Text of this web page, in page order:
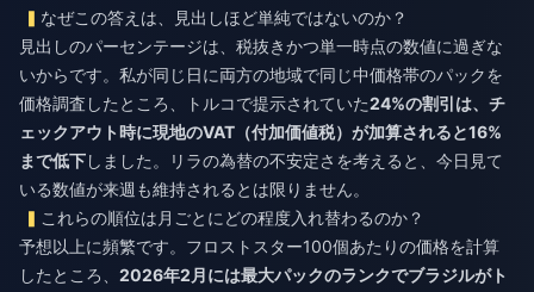
なぜこの答えは、見出しほど単純ではないのか？
見出しのパーセンテージは、税抜きかつ単一時点の数値に過ぎな
いからです。私が同じ日に両方の地域で同じ中価格帯のパックを
価格調査したところ、トルコで提示されていた24%の割引は、チ
ェックアウト時に現地のVAT（付加価値税）が加算されると16%
まで低下しました。リラの為替の不安定さを考えると、今日見て
いる数値が来週も維持されるとは限りません。
これらの順位は月ごとにどの程度入れ替わるのか？
予想以上に頻繁です。フロストスター100個あたりの価格を計算
したところ、 2026年2月には最大パックのランクでブラジルがト